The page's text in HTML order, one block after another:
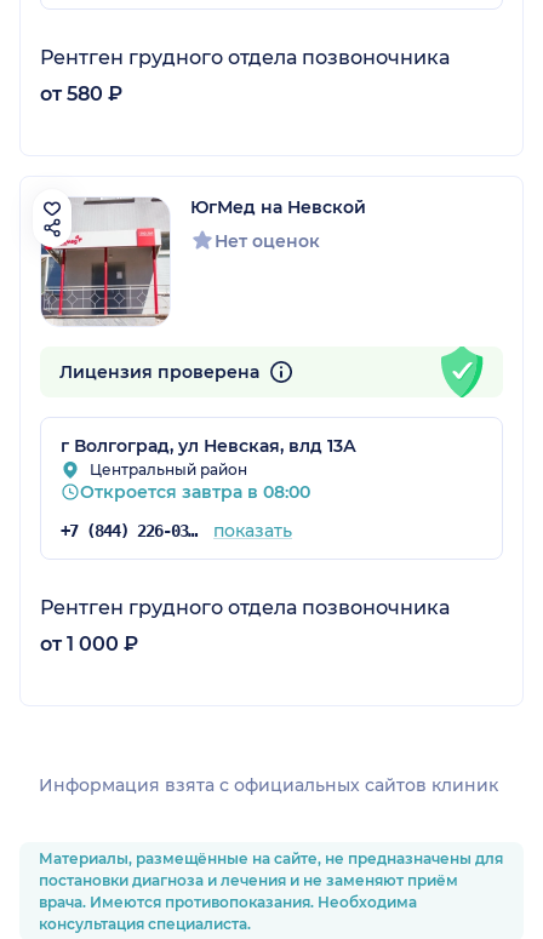
Рентген грудного отдела позвоночника
от 580 ₽
ЮгМед на Невской
Нет оценок
Лицензия проверена
г Волгоград, ул Невская, влд 13А
Центральный район
Откроется завтра в 08:00
+7 (844) 226-03-60 показать
Рентген грудного отдела позвоночника
от 1 000 ₽
Информация взята c официальных сайтов клиник
Материалы, размещённые на сайте, не предназначены для
постановки диагноза и лечения и не заменяют приём
врача. Имеются противопоказания. Необходима
консультация специалиста.